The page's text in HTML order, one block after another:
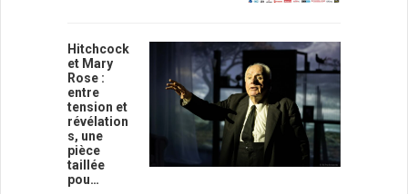
Hitchcock
et Mary
Rose :
entre
tension et
révélation
s, une
pièce
taillée
pou…